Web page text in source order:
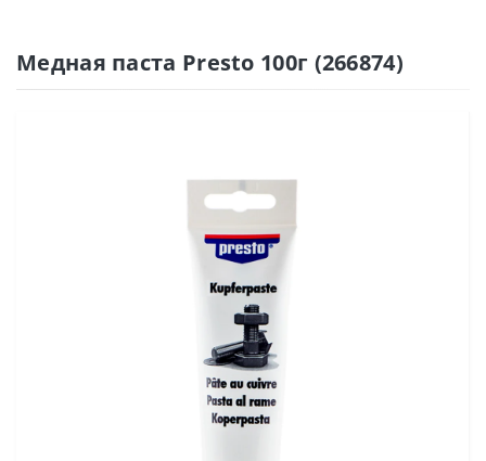
Медная паста Presto 100г (266874)